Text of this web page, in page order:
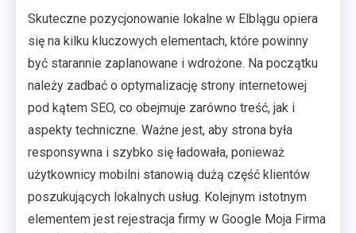
Skuteczne pozycjonowanie lokalne w Elblągu opiera
się na kilku kluczowych elementach, które powinny
być starannie zaplanowane i wdrożone. Na początku
należy zadbać o optymalizację strony internetowej
pod kątem SEO, co obejmuje zarówno treść, jak i
aspekty techniczne. Ważne jest, aby strona była
responsywna i szybko się ładowała, ponieważ
użytkownicy mobilni stanowią dużą część klientów
poszukujących lokalnych usług. Kolejnym istotnym
elementem jest rejestracja firmy w Google Moja Firma